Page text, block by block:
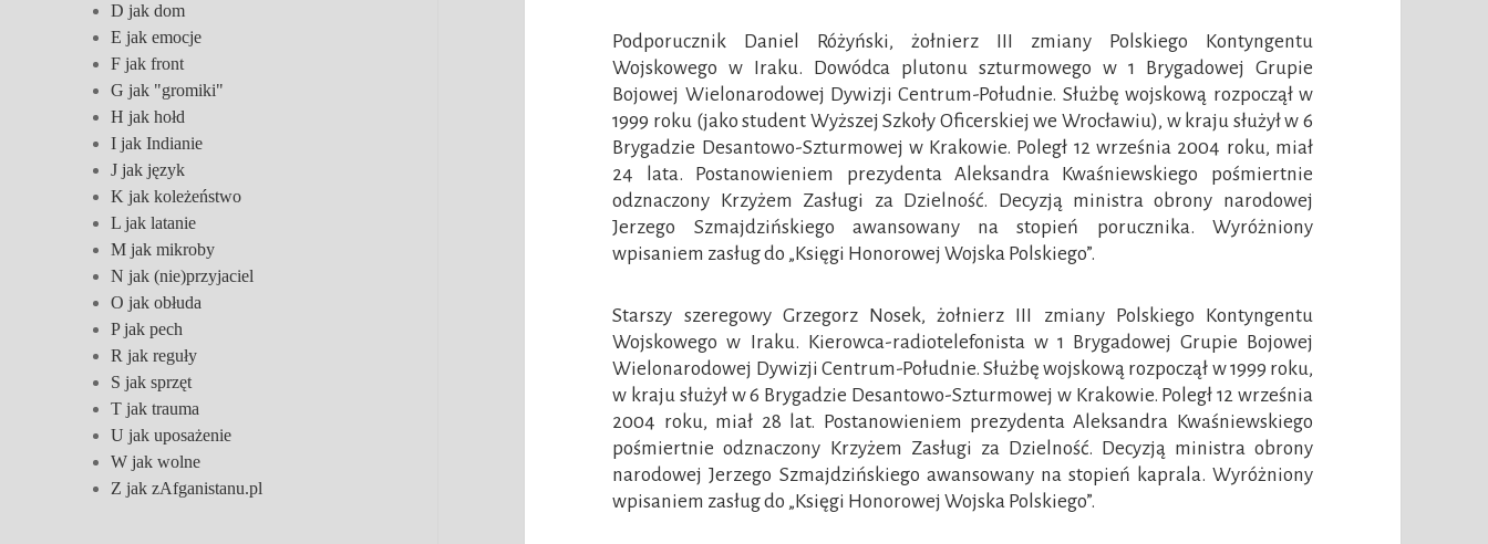
D jak dom
E jak emocje
F jak front
G jak "gromiki"
H jak hołd
I jak Indianie
J jak język
K jak koleżeństwo
L jak latanie
M jak mikroby
N jak (nie)przyjaciel
O jak obłuda
P jak pech
R jak reguły
S jak sprzęt
T jak trauma
U jak uposażenie
W jak wolne
Z jak zAfganistanu.pl
Podporucznik Daniel Różyński, żołnierz III zmiany Polskiego Kontyngentu
Wojskowego w Iraku. Dowódca plutonu szturmowego w 1 Brygadowej Grupie
Bojowej Wielonarodowej Dywizji Centrum-Południe. Służbę wojskową rozpoczął w
1999 roku (jako student Wyższej Szkoły Oficerskiej we Wrocławiu), w kraju służył w 6
Brygadzie Desantowo-Szturmowej w Krakowie. Poległ 12 września 2004 roku, miał
24 lata. Postanowieniem prezydenta Aleksandra Kwaśniewskiego pośmiertnie
odznaczony Krzyżem Zasługi za Dzielność. Decyzją ministra obrony narodowej
Jerzego Szmajdzińskiego awansowany na stopień porucznika. Wyróżniony
wpisaniem zasług do „Księgi Honorowej Wojska Polskiego”.
Starszy szeregowy Grzegorz Nosek, żołnierz III zmiany Polskiego Kontyngentu
Wojskowego w Iraku. Kierowca-radiotelefonista w 1 Brygadowej Grupie Bojowej
Wielonarodowej Dywizji Centrum-Południe. Służbę wojskową rozpoczął w 1999 roku,
w kraju służył w 6 Brygadzie Desantowo-Szturmowej w Krakowie. Poległ 12 września
2004 roku, miał 28 lat. Postanowieniem prezydenta Aleksandra Kwaśniewskiego
pośmiertnie odznaczony Krzyżem Zasługi za Dzielność. Decyzją ministra obrony
narodowej Jerzego Szmajdzińskiego awansowany na stopień kaprala. Wyróżniony
wpisaniem zasług do „Księgi Honorowej Wojska Polskiego”.